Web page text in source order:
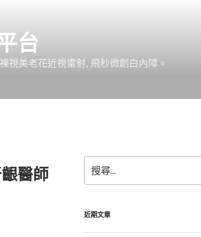
台
視美老花近視雷射, 飛秒微創白內障。
醫師
尋
關
字:
近期文章